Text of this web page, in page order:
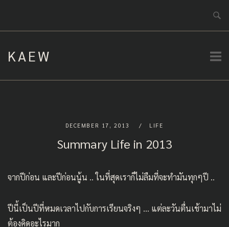
KAEW
DECEMBER 17, 2013 LIFE
Summary Life in 2013
จากปีก่อน และปีก่อนนู้น .. ในที่สุดเราก็ไม่ลืมที่จะทำมันทุกๆปี ..
ปีนี้เป็นปีที่หมดเวลาไปกับการเรียนจริงๆ … แต่ละวันตื่นเช้ามาไม่
ต้องคิดอะไรมาก